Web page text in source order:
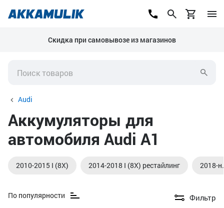
Скидка при самовывозе из магазинов
Audi
Аккумуляторы для
автомобиля Audi A1
2010-2015 I (8X) 2014-2018 I (8X) рестайлинг 2018-
По популярности Фильтр